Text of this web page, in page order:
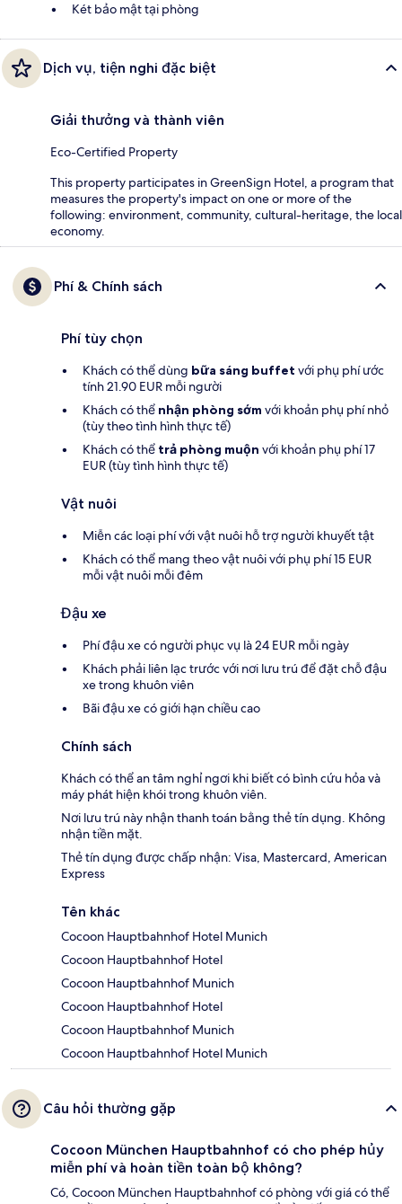
Két bảo mật tại phòng
Dịch vụ, tiện nghi đặc biệt
Giải thưởng và thành viên
Eco-Certified Property
This property participates in GreenSign Hotel, a program that
measures the property's impact on one or more of the
following: environment, community, cultural-heritage, the local
economy.
Phí & Chính sách
Phí tùy chọn
Khách có thể dùng bữa sáng buffet với phụ phí ước
tính 21.90 EUR mỗi người
Khách có thể nhận phòng sớm với khoản phụ phí nhỏ
(tùy theo tình hình thực tế)
Khách có thể trả phòng muộn với khoản phụ phí 17
EUR (tùy tình hình thực tế)
Vật nuôi
Miễn các loại phí với vật nuôi hỗ trợ người khuyết tật
Khách có thể mang theo vật nuôi với phụ phí 15 EUR
mỗi vật nuôi mỗi đêm
Đậu xe
Phí đậu xe có người phục vụ là 24 EUR mỗi ngày
Khách phải liên lạc trước với nơi lưu trú để đặt chỗ đậu
xe trong khuôn viên
Bãi đậu xe có giới hạn chiều cao
Chính sách
Khách có thể an tâm nghỉ ngơi khi biết có bình cứu hỏa và
máy phát hiện khói trong khuôn viên.
Nơi lưu trú này nhận thanh toán bằng thẻ tín dụng. Không
nhận tiền mặt.
Thẻ tín dụng được chấp nhận: Visa, Mastercard, American
Express
Tên khác
Cocoon Hauptbahnhof Hotel Munich
Cocoon Hauptbahnhof Hotel
Cocoon Hauptbahnhof Munich
Cocoon Hauptbahnhof Hotel
Cocoon Hauptbahnhof Munich
Cocoon Hauptbahnhof Hotel Munich
Câu hỏi thường gặp
Cocoon München Hauptbahnhof có cho phép hủy
miễn phí và hoàn tiền toàn bộ không?
Có, Cocoon München Hauptbahnhof có phòng với giá có thể